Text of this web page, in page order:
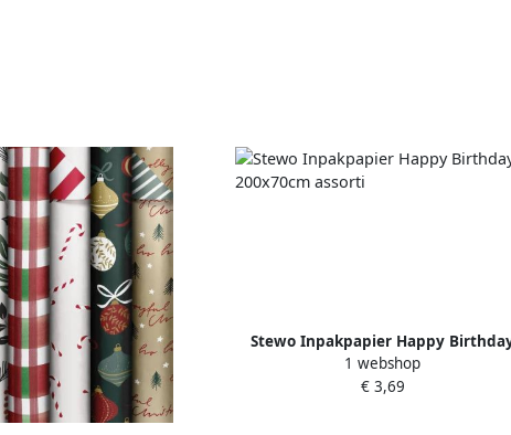
Stewo Inpakpapier Happy
200x70cm assorti
1 webshop
€ 3,69